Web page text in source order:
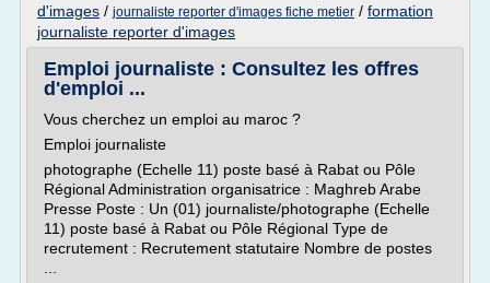
d'images / journaliste reporter d'images fiche metier / formation
journaliste reporter d'images
Emploi journaliste : Consultez les offres
d'emploi ...
Vous cherchez un emploi au maroc ?
Emploi journaliste
photographe (Echelle 11) poste basé à Rabat ou Pôle
Régional Administration organisatrice : Maghreb Arabe
Presse Poste : Un (01) journaliste/photographe (Echelle
11) poste basé à Rabat ou Pôle Régional Type de
recrutement : Recrutement statutaire Nombre de postes